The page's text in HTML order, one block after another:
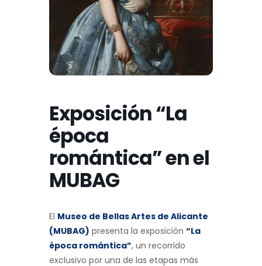
Exposición “La
época
romántica” en el
MUBAG
El Museo de Bellas Artes de Alicante
(MUBAG) presenta la exposición “La
época romántica”, un recorrido
exclusivo por una de las etapas más